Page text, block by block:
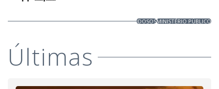
IDOSOSMINISTÉRIO PÚBLICO
Últimas